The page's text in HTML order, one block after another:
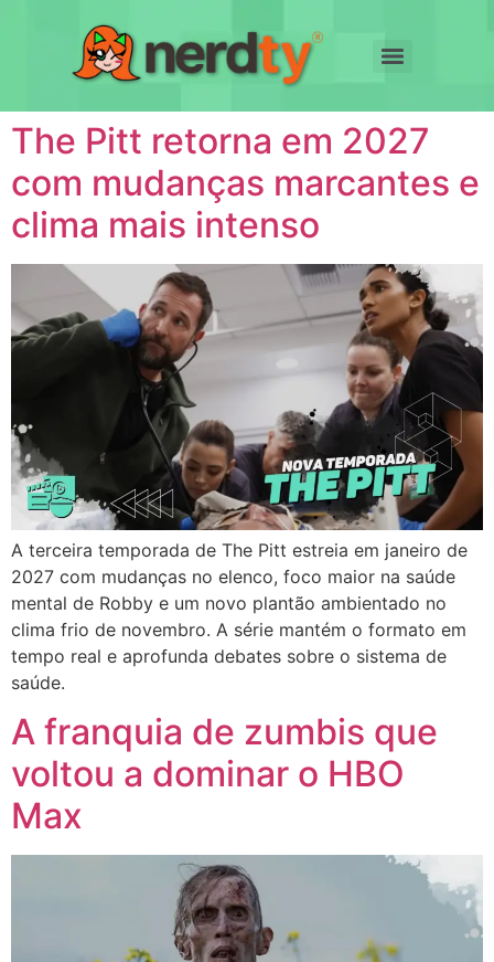
The Pitt retorna em 2027
com mudanças marcantes e
clima mais intenso
A terceira temporada de The Pitt estreia em janeiro de
2027 com mudanças no elenco, foco maior na saúde
mental de Robby e um novo plantão ambientado no
clima frio de novembro. A série mantém o formato em
tempo real e aprofunda debates sobre o sistema de
saúde.
A franquia de zumbis que
voltou a dominar o HBO
Max